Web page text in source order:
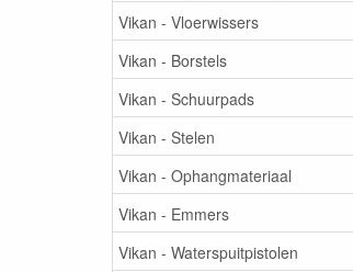
Vikan - Vloerwissers
Vikan - Borstels
Vikan - Schuurpads
Vikan - Stelen
Vikan - Ophangmateriaal
Vikan - Emmers
Vikan - Waterspuitpistolen